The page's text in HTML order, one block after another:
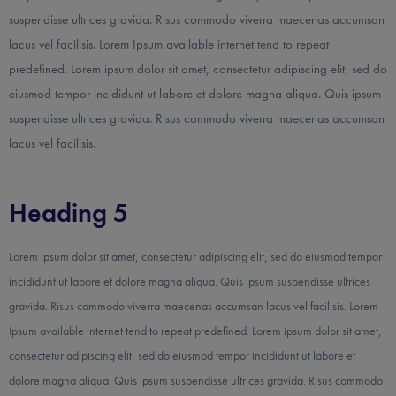
suspendisse ultrices gravida. Risus commodo viverra maecenas accumsan
lacus vel facilisis. Lorem Ipsum available internet tend to repeat
predefined. Lorem ipsum dolor sit amet, consectetur adipiscing elit, sed do
eiusmod tempor incididunt ut labore et dolore magna aliqua. Quis ipsum
suspendisse ultrices gravida. Risus commodo viverra maecenas accumsan
lacus vel facilisis.
Heading 5
Lorem ipsum dolor sit amet, consectetur adipiscing elit, sed do eiusmod tempor
incididunt ut labore et dolore magna aliqua. Quis ipsum suspendisse ultrices
gravida. Risus commodo viverra maecenas accumsan lacus vel facilisis. Lorem
Ipsum available internet tend to repeat predefined. Lorem ipsum dolor sit amet,
consectetur adipiscing elit, sed do eiusmod tempor incididunt ut labore et
dolore magna aliqua. Quis ipsum suspendisse ultrices gravida. Risus commodo